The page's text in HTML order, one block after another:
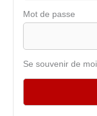
Mot de passe
Se souvenir de moi